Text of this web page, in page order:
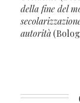
della fine del
autorità